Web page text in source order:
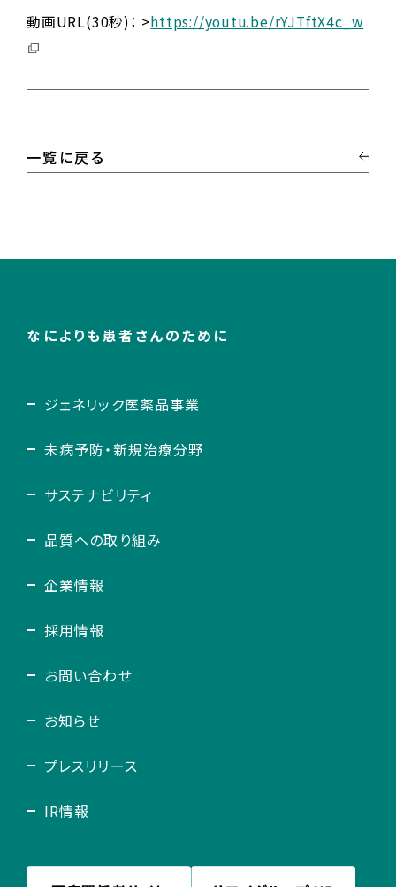
動画URL(30秒)： >https://youtu.be/rYJTftX4c_w
一覧に戻る
なによりも患者さんのために
ジェネリック医薬品事業
未病予防・新規治療分野
サステナビリティ
品質への取り組み
企業情報
採用情報
お問い合わせ
お知らせ
プレスリリース
IR情報